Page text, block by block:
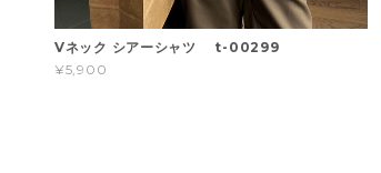
Vネック シアーシャツ t-00299
¥5,900